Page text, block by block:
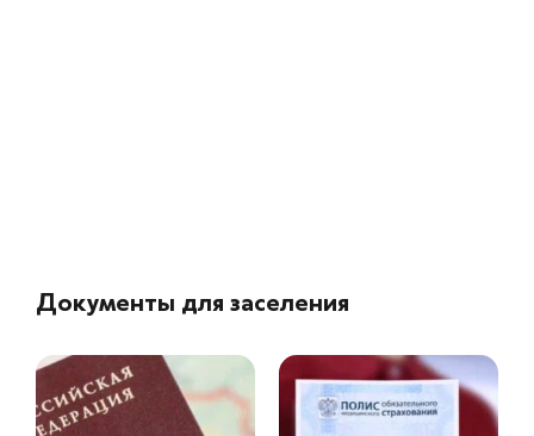
Документы для заселения